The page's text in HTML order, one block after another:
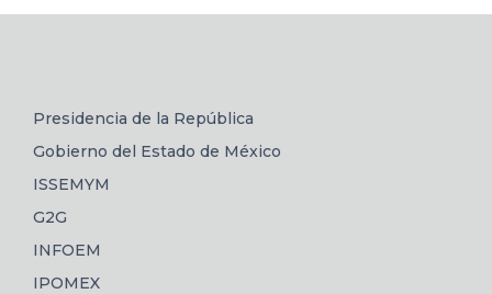
Presidencia de la República
Gobierno del Estado de México
ISSEMYM
G2G
INFOEM
IPOMEX